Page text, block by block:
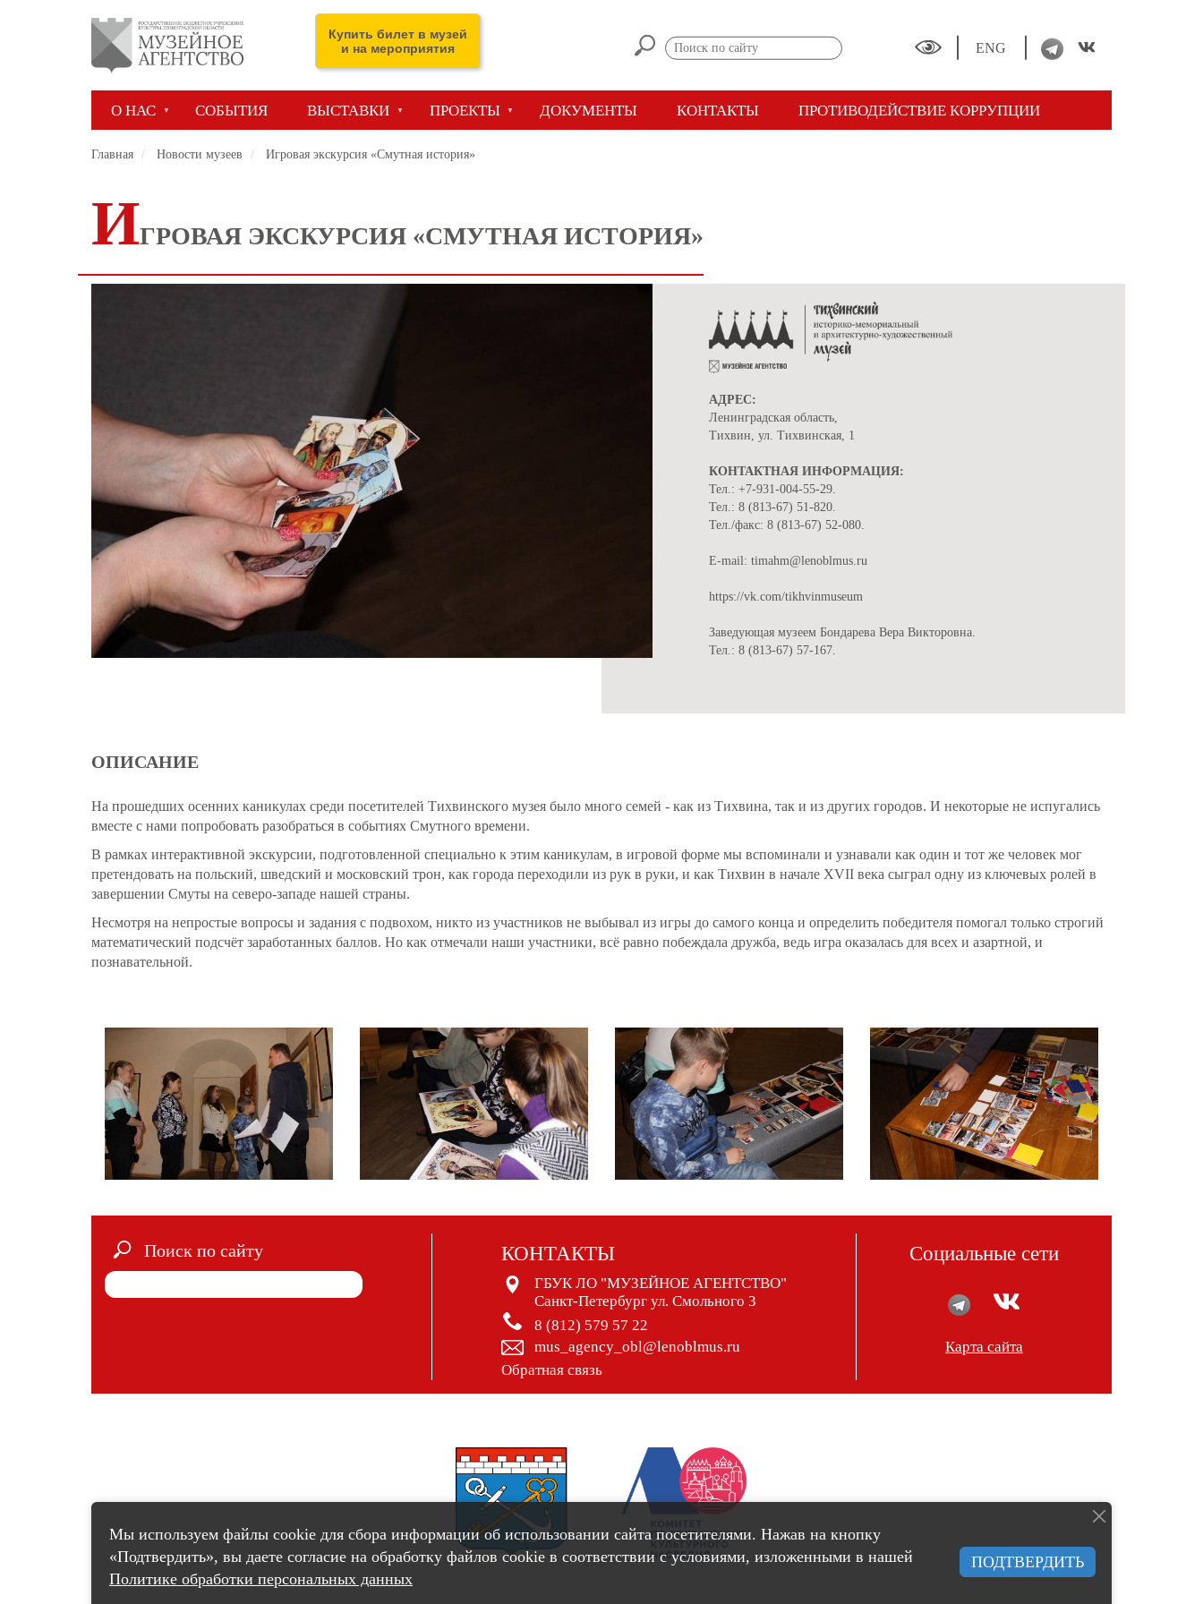
ENG
Купить билет в музей
и на мероприятия
О НАС СОБЫТИЯ ВЫСТАВКИ ПРОЕКТЫ ДОКУМЕНТЫ КОНТАКТЫ ПРОТИВОДЕЙСТВИЕ КОРРУПЦИИ
Главная Новости музеев Игровая экскурсия «Смутная история»
ИГРОВАЯ ЭКСКУРСИЯ «СМУТНАЯ ИСТОРИЯ»
АДРЕС:
Ленинградская область,
Тихвин, ул. Тихвинская, 1
КОНТАКТНАЯ ИНФОРМАЦИЯ:
Тел.: +7-931-004-55-29.
Тел.: 8 (813-67) 51-820.
Тел./факс: 8 (813-67) 52-080.
Е-mail: timahm@lenoblmus.ru
https://vk.com/tikhvinmuseum
Заведующая музеем Бондарева Вера Викторовна.
Тел.: 8 (813-67) 57-167.
ОПИСАНИЕ
На прошедших осенних каникулах среди посетителей Тихвинского музея было много семей - как из Тихвина, так и из других городов. И некоторые не испугались
вместе с нами попробовать разобраться в событиях Смутного времени.
В рамках интерактивной экскурсии, подготовленной специально к этим каникулам, в игровой форме мы вспоминали и узнавали как один и тот же человек мог
претендовать на польский, шведский и московский трон, как города переходили из рук в руки, и как Тихвин в начале XVII века сыграл одну из ключевых ролей в
завершении Смуты на северо-западе нашей страны.
Несмотря на непростые вопросы и задания с подвохом, никто из участников не выбывал из игры до самого конца и определить победителя помогал только строгий
математический подсчёт заработанных баллов. Но как отмечали наши участники, всё равно побеждала дружба, ведь игра оказалась для всех и азартной, и
познавательной.
Поиск по сайту КОНТАКТЫ
ГБУК ЛО "МУЗЕЙНОЕ АГЕНТСТВО"
Санкт-Петербург ул. Смольного 3
8 (812) 579 57 22
mus_agency_obl@lenoblmus.ru
Обратная связь
Социальные сети
Карта сайта
Мы используем файлы cookie для сбора информации об использовании сайта посетителями. Нажав на кнопку
«Подтвердить», вы даете согласие на обработку файлов cookie в соответствии с условиями, изложенными в нашей
Политике обработки персональных данных
ПОДТВЕРДИТЬ